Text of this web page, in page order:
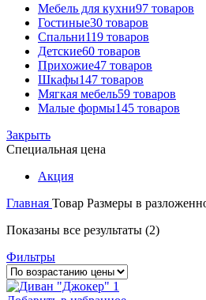
Мебель для кухни97 товаров
Гостиные30 товаров
Спальни119 товаров
Детские60 товаров
Прихожие47 товаров
Шкафы147 товаров
Мягкая мебель59 товаров
Малые формы145 товаров
Закрыть
Специальная цена
Акция
Главная Товар Размеры в
Показаны все результаты (2)Цены:
Фильтры